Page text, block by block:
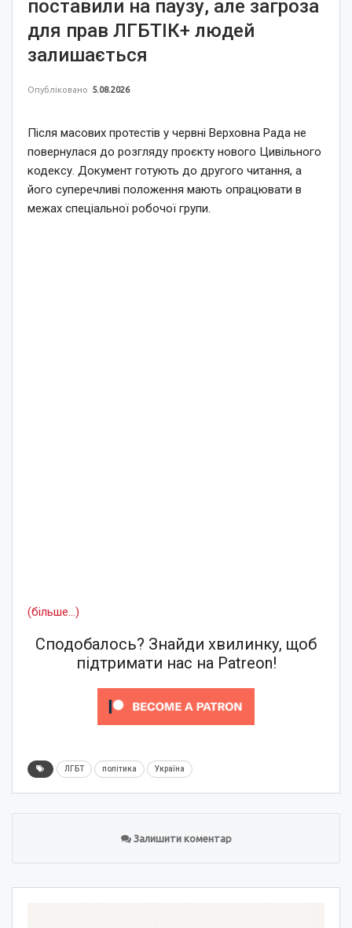
поставили на паузу, але загроза
для прав ЛГБТІК+ людей
залишається
Опубліковано 5.08.2026
Після масових протестів у червні Верховна Рада не
повернулася до розгляду проєкту нового Цивільного
кодексу. Документ готують до другого читання, а
його суперечливі положення мають опрацювати в
межах спеціальної робочої групи.
(більше…)
Сподобалось? Знайди хвилинку, щоб
підтримати нас на Patreon!
ЛГБТ політика Україна
Залишити коментар